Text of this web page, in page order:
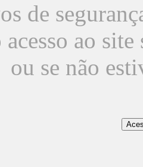
de
acesso ao
ou se não